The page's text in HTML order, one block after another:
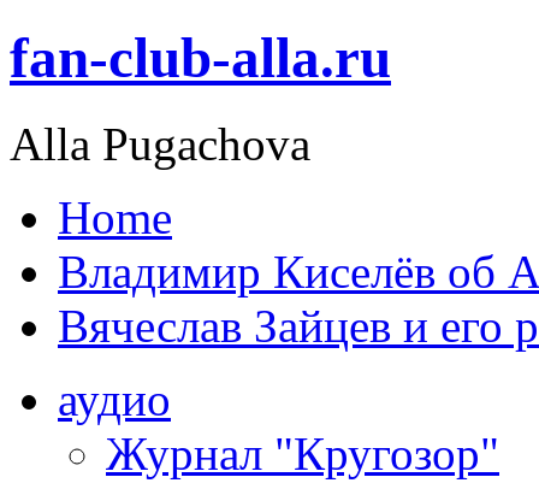
fan-club-alla.ru
Alla Pugachova
Home
Владимир Киселёв об
Вячеслав Зайцев и его
аудио
Журнал "Кругозор"